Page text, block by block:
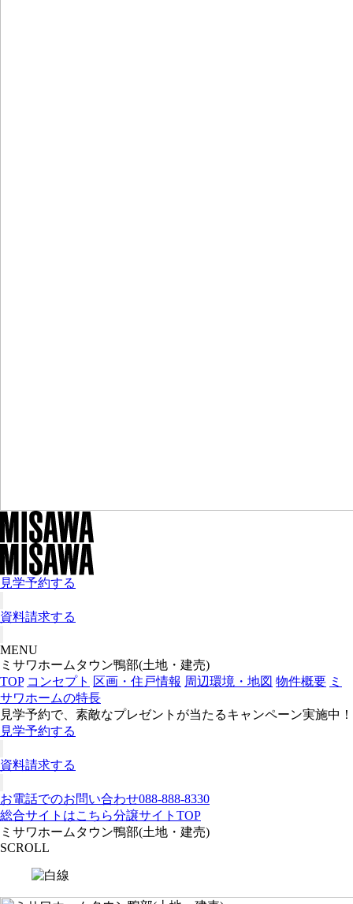
見学予約する
資料請求する
MENU
ミサワホームタウン鴨部(土地・建売)
TOP コンセプト 区画・住戸情報 周辺環境・地図 物件概要 ミ
サワホームの特長
見学予約で、素敵なプレゼントが当たるキャンペーン実施中！
見学予約する
資料請求する
お電話でのお問い合わせ088-888-8330
総合サイトはこちら分譲サイトTOP
ミサワホームタウン鴨部(土地・建売)
SCROLL